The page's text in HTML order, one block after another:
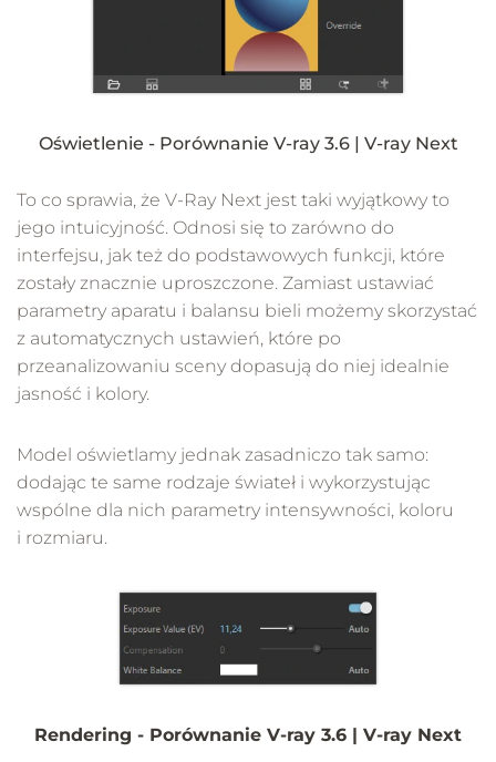
Oświetlenie - Porównanie V-ray 3.6 | V-ray Next
To co sprawia, że V-Ray Next jest taki wyjątkowy to
jego intuicyjność. Odnosi się to zarówno do
interfejsu, jak też do podstawowych funkcji, które
zostały znacznie uproszczone. Zamiast ustawiać
parametry aparatu i balansu bieli możemy skorzystać
z automatycznych ustawień, które po
przeanalizowaniu sceny dopasują do niej idealnie
jasność i kolory.
Model oświetlamy jednak zasadniczo tak samo:
dodając te same rodzaje świateł i wykorzystując
wspólne dla nich parametry intensywności, koloru
i rozmiaru.
Rendering - Porównanie V-ray 3.6 | V-ray Next